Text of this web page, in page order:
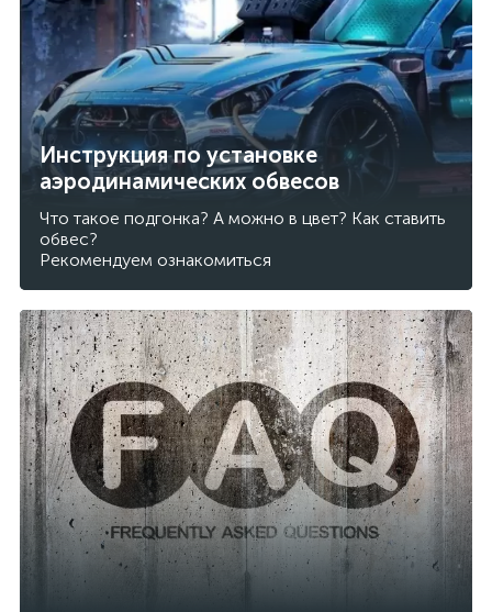
Инструкция по установке
аэродинамических обвесов
Что такое подгонка? А можно в цвет? Как ставить
обвес?
Рекомендуем ознакомиться